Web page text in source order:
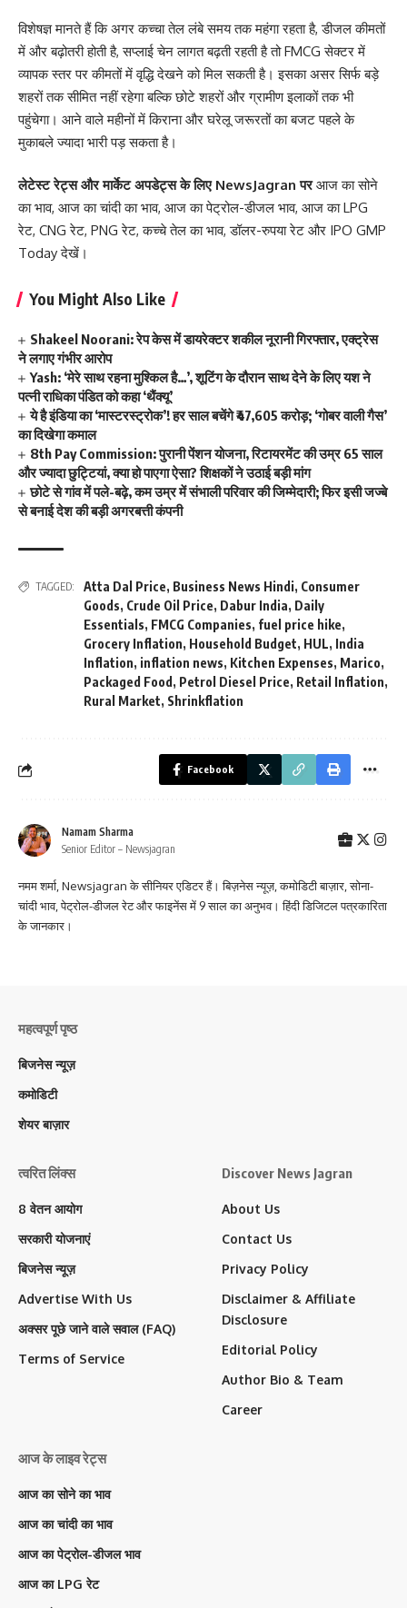
विशेषज्ञ मानते हैं कि अगर कच्चा तेल लंबे समय तक महंगा रहता है, डीजल कीमतों
में और बढ़ोतरी होती है, सप्लाई चेन लागत बढ़ती रहती है तो FMCG सेक्टर में
व्यापक स्तर पर कीमतों में वृद्धि देखने को मिल सकती है। इसका असर सिर्फ बड़े
शहरों तक सीमित नहीं रहेगा बल्कि छोटे शहरों और ग्रामीण इलाकों तक भी
पहुंचेगा। आने वाले महीनों में किराना और घरेलू जरूरतों का बजट पहले के
मुकाबले ज्यादा भारी पड़ सकता है।
लेटेस्ट रेट्स और मार्केट अपडेट्स के लिए NewsJagran पर आज का सोने
का भाव, आज का चांदी का भाव, आज का पेट्रोल-डीजल भाव, आज का LPG
रेट, CNG रेट, PNG रेट,कच्चे तेल का भाव,डॉलर-रुपया रेट और IPO GMP
Todayदेखें।
You Might Also Like
Shakeel Noorani: रेप केस में डायरेक्टर शकील नूरानी गिरफ्तार, एक्ट्रेस
ने लगाए गंभीर आरोप
Yash: ‘मेरे साथ रहना मुश्किल है…’, शूटिंग के दौरान साथ देने के लिए यश ने
पत्नी राधिका पंडित को कहा ‘थैंक्यू’
ये है इंडिया का ‘मास्टरस्ट्रोक’! हर साल बचेंगे ₹47,605 करोड़; ‘गोबर वाली गैस’
का दिखेगा कमाल
8th Pay Commission: पुरानी पेंशन योजना, रिटायरमेंट की उम्र 65 साल
और ज्यादा छुट्टियां, क्या हो पाएगा ऐसा? शिक्षकों ने उठाई बड़ी मांग
छोटे से गांव में पले-बढ़े, कम उम्र में संभाली परिवार की जिम्मेदारी; फिर इसी जज्बे
से बनाई देश की बड़ी अगरबत्ती कंपनी
TAGGED: Atta Dal Price, Business News Hindi, Consumer
Goods, Crude Oil Price, Dabur India, Daily
Essentials, FMCG Companies, fuel price hike,
Grocery Inflation, Household Budget, HUL, India
Inflation, inflation news, Kitchen Expenses, Marico,
Packaged Food , Petrol Diesel Price, Retail Inflation,
Rural Market, Shrinkflation
Facebook
Namam Sharma
Senior Editor – Newsjagran
नमम शर्मा, Newsjagran के सीनियर एडिटर हैं। बिज़नेस न्यूज़, कमोडिटी बाज़ार, सोना-
चांदी भाव, पेट्रोल-डीजल रेट और फाइनेंस में 9 साल का अनुभव। हिंदी डिजिटल पत्रकारिता
के जानकार।
महत्वपूर्ण पृष्ठ
बिजनेस न्यूज़
कमोडिटी
शेयर बाज़ार
त्वरित लिंक्स
8 वेतन आयोग
सरकारी योजनाएं
बिजनेस न्यूज़
Advertise With Us
अक्सर पूछे जाने वाले सवाल (FAQ)
Terms of Service
Discover News Jagran
About Us
Contact Us
Privacy Policy
Disclaimer & Affiliate
Disclosure
Editorial Policy
Author Bio & Team
Career
आज के लाइव रेट्स
आज का सोने का भाव
आज का चांदी का भाव
आज का पेट्रोल-डीजल भाव
आज का LPG रेट